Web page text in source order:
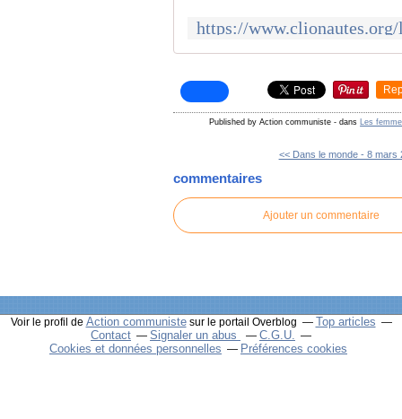
Published by Action communiste - dans Les
<< Dans le monde - 8 mars
commentaires
Ajouter un commentaire
Voir le profil de Action communistesur le portail Overblog
Top articles
Contact
Signaler un abus
C.G.U.
Cookies et données personnelles
Préférences cookies